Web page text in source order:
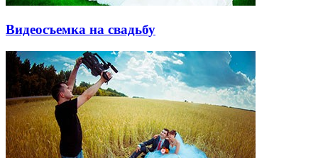
Видеосъемка на свадьбу